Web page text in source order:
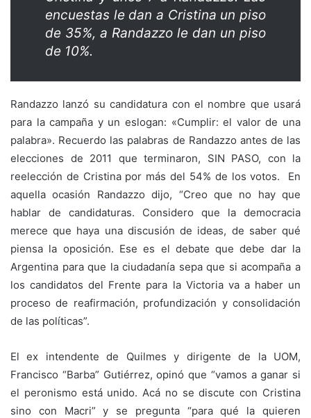
encuestas le dan a Cristina un piso
de 35%, a Randazzo le dan un piso
de 10%.
Randazzo lanzó su candidatura con el nombre que usará
para la campaña y un eslogan: «Cumplir: el valor de una
palabra». Recuerdo las palabras de Randazzo antes de las
elecciones de 2011 que terminaron, SIN PASO, con la
reelección de Cristina por más del 54% de los votos. En
aquella ocasión Randazzo dijo, “Creo que no hay que
hablar de candidaturas. Considero que la democracia
merece que haya una discusión de ideas, de saber qué
piensa la oposición. Ese es el debate que debe dar la
Argentina para que la ciudadanía sepa que si acompaña a
los candidatos del Frente para la Victoria va a haber un
proceso de reafirmación, profundización y consolidación
de las políticas”.
El ex intendente de Quilmes y dirigente de la UOM,
Francisco “Barba” Gutiérrez, opinó que “vamos a ganar si
el peronismo está unido. Acá no se discute con Cristina
sino con Macri” y se pregunta “para qué la quieren